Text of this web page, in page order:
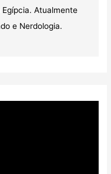
Atualmente
e Nerdologia.